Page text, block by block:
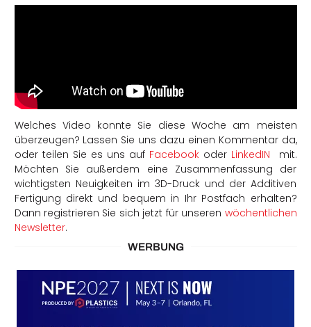
Welches Video konnte Sie diese Woche am meisten
überzeugen? Lassen Sie uns dazu einen Kommentar da,
oder teilen Sie es uns auf Facebook oder LinkedIN mit.
Möchten Sie außerdem eine Zusammenfassung der
wichtigsten Neuigkeiten im 3D-Druck und der Additiven
Fertigung direkt und bequem in Ihr Postfach erhalten?
Dann registrieren Sie sich jetzt für unseren wöchentlichen
Newsletter.
WERBUNG